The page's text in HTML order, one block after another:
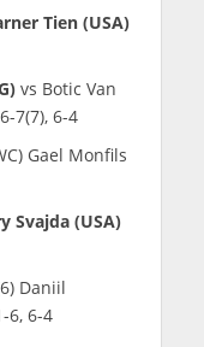
Tien (USA)
vs Botic Van
7(7), 6-4
Gael Monfils
Svajda (USA)
Daniil
6, 6-4